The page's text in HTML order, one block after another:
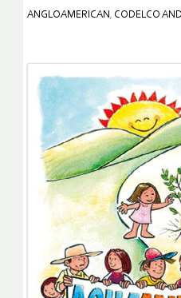
ANGLOAMERICAN CODELCO